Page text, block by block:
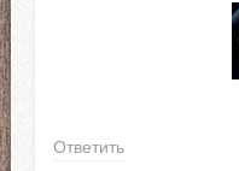
Ответить